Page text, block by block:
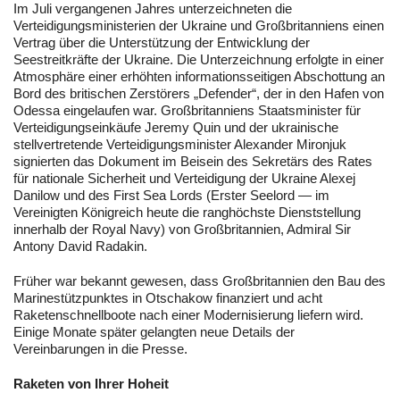
Im Juli vergangenen Jahres unterzeichneten die
Verteidigungsministerien der Ukraine und Großbritanniens einen
Vertrag über die Unterstützung der Entwicklung der
Seestreitkräfte der Ukraine. Die Unterzeichnung erfolgte in einer
Atmosphäre einer erhöhten informationsseitigen Abschottung an
Bord des britischen Zerstörers „Defender“, der in den Hafen von
Odessa eingelaufen war. Großbritanniens Staatsminister für
Verteidigungseinkäufe Jeremy Quin und der ukrainische
stellvertretende Verteidigungsminister Alexander Mironjuk
signierten das Dokument im Beisein des Sekretärs des Rates
für nationale Sicherheit und Verteidigung der Ukraine Alexej
Danilow und des First Sea Lords (Erster Seelord — im
Vereinigten Königreich heute die ranghöchste Dienststellung
innerhalb der Royal Navy) von Großbritannien, Admiral Sir
Antony David Radakin.
Früher war bekannt gewesen, dass Großbritannien den Bau des
Marinestützpunktes in Otschakow finanziert und acht
Raketenschnellboote nach einer Modernisierung liefern wird.
Einige Monate später gelangten neue Details der
Vereinbarungen in die Presse.
Raketen von Ihrer Hoheit